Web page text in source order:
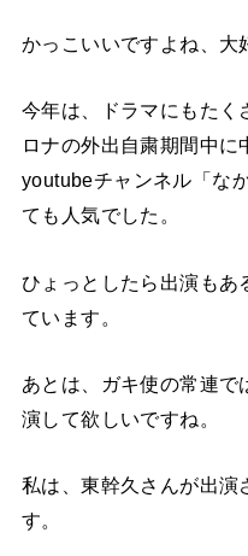
かっこいいですよね、大
今年は、ドラマにもたく
ロナの外出自粛期間中に
youtubeチャンネル「な
ても人気でした。
ひょっとしたら出演もあ
ています。
あとは、ガキ使の常連で
演して欲しいですね。
私は、東幹久さんが出演
す。